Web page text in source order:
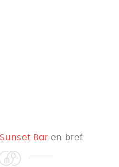
Sunset Bar en bref